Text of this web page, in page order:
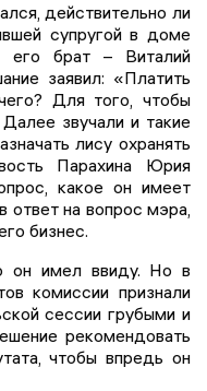
действительно ли
супругой в доме
брат – Виталий
заявил: «Платить
Для того, чтобы
звучали и такие
лису охранять
Парахина Юрия
какое он имеет
ответ на вопрос мэра,
бизнес.
он имел ввиду. Но в
комиссии признали
сессии грубыми и
рекомендовать
чтобы впредь он